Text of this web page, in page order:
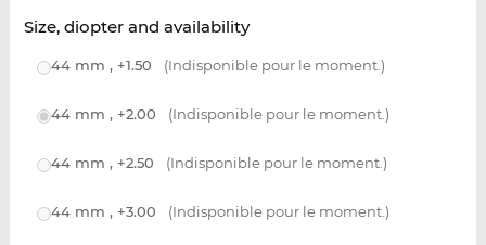
Size, diopter and availability
44 mm , +1.50 (Indisponible pour le moment.)
44 mm , +2.00 (Indisponible pour le moment.)
44 mm , +2.50 (Indisponible pour le moment.)
44 mm , +3.00 (Indisponible pour le moment.)